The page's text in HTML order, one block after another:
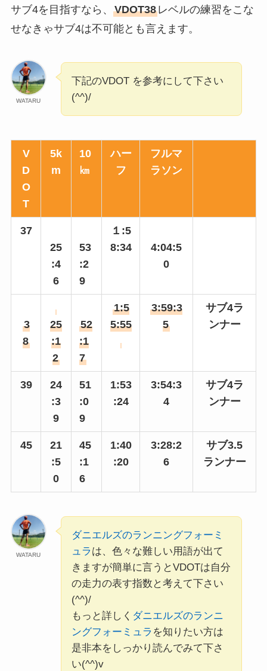
サブ4を目指すなら、 VDOT38レベルの練習をこな
せなきゃサブ4は不可能とも言えます。
WATARU
下記のVDOT を参考にして下さい
(^^)/
V
D
O
T
5k
m
10
㎞
ハー
フ
フルマ
ラソン
37
25
:4
6
53
:2
9
１:5
8:34
4:04:5
0
3
8
25
:1
2
52
:1
7
1:5
5:55
3:59:3
5
サブ4ラ
ンナー
39
24
:3
9
51
:0
9
1:53
:24
3:54:3
4
サブ4ラ
ンナー
45
21
:5
0
45
:1
6
1:40
:20
3:28:2
6
サブ3.5
ランナー
WATARU
ダニエルズのランニングフォーミ
ュラ は、色々な難しい用語が出て
きますが簡単に言うとVDOTは自分
の走力の表す指数と考えて下さい
(^^)/
もっと詳しく ダニエルズのランニ
ングフォーミュラ を知りたい方は
是非本をしっかり読んでみて下さ
い(^^)v